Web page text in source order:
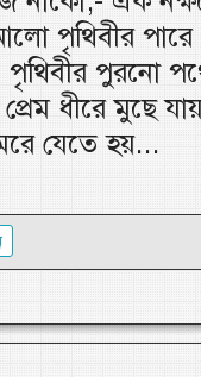
পৃথিবীর পারে
পুরনো
ধীরে মুছে
যেতে হয়...